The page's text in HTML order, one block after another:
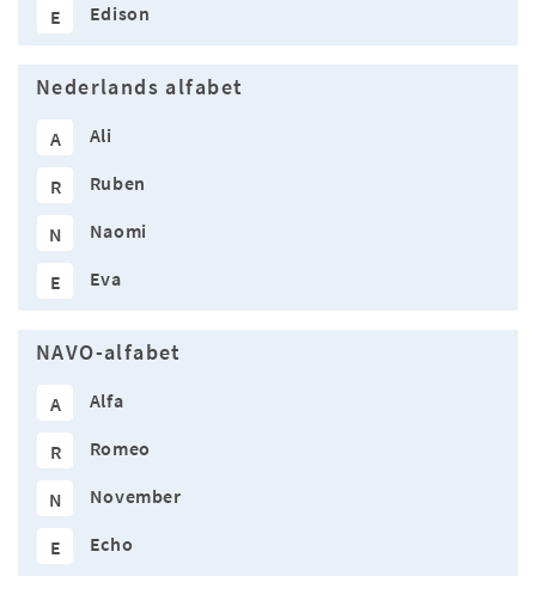
E Edison
Nederlands alfabet
A Ali
R Ruben
N Naomi
E Eva
NAVO-alfabet
A Alfa
R Romeo
N November
E Echo